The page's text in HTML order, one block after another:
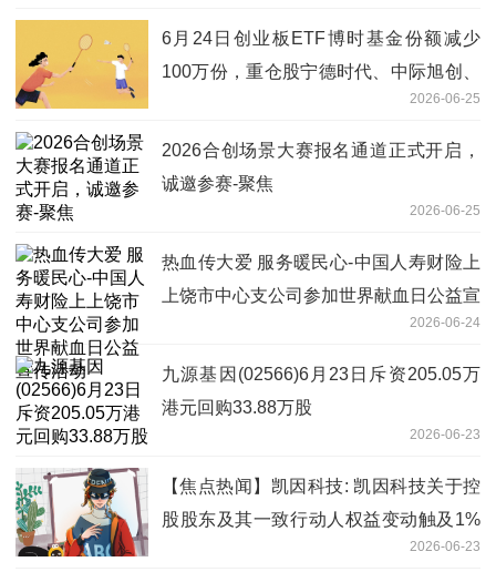
6月24日创业板ETF博时基金份额减少
100万份，重仓股宁德时代、中际旭创、
2026-06-25
2026合创场景大赛报名通道正式开启，
诚邀参赛-聚焦
2026-06-25
热血传大爱 服务暖民心-中国人寿财险上
上饶市中心支公司参加世界献血日公益宣
2026-06-24
九源基因(02566)6月23日斥资205.05万
港元回购33.88万股
2026-06-23
【焦点热闻】凯因科技: 凯因科技关于控
股股东及其一致行动人权益变动触及1%
2026-06-23